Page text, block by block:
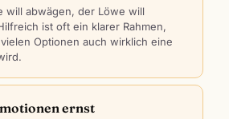
will abwägen, der Löwe will
ist oft ein klarer Rahmen,
Optionen auch wirklich eine
ernst